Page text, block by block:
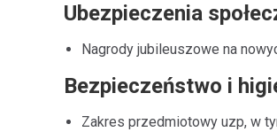
Ubezpieczenia
Nagrody jubileuszowe na
Bezpieczeństwo i
Zakres przedmiotowy uzp, w